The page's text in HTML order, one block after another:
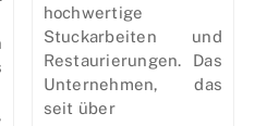
hochwertige
Stuckarbeiten und
Restaurierungen. Das
Unternehmen, das
seit über